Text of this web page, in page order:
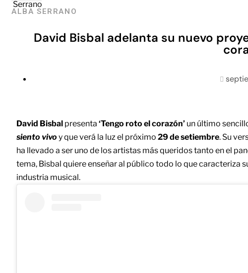
ALBA SERRANO
David Bisbal adelanta su nuevo
David Bisbal presenta ‘Tengo roto el corazón’ un último
siento vivo y que verá la luz el próximo 29 de setiembre. Su
ha llevado a ser uno de los artistas más queridos tanto en el
tema, Bisbal quiere enseñar al público todo lo que caracteriza
industria musical.